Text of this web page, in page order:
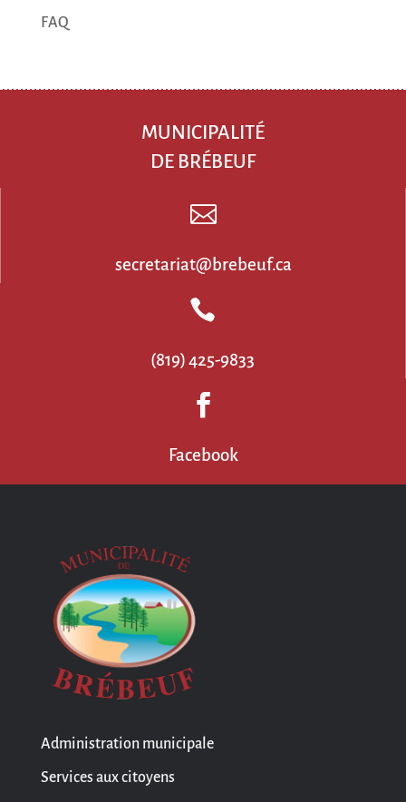
FAQ
MUNICIPALITÉ
DE BRÉBEUF

secretariat@brebeuf.ca

(819) 425-9833

Facebook
Administration municipale
Services aux citoyens